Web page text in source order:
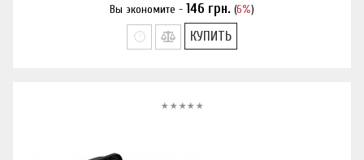
Вы экономите - 146 грн. (6%)
Нашли дешевле?
КУПИТЬ